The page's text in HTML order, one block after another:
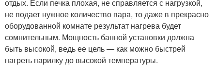
отдых. Если печка плохая, не справляется с нагрузкой,
не подает нужное количество пара, то даже в прекрасно
оборудованной комнате результат нагрева будет
сомнительным. Мощность банной установки должна
быть высокой, ведь ее цель — как можно быстрей
нагреть парилку до высокой температуры.